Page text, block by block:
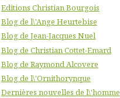
Editions Christian Bourgois
Blog de l\'Ange Heurtebise
Blog de Jean-Jacques Nuel
Blog de Christian Cottet-Emard
Blog de Raymond Alcovere
Blog de l\'Ornithorynque
Dernières nouvelles de l\'homme